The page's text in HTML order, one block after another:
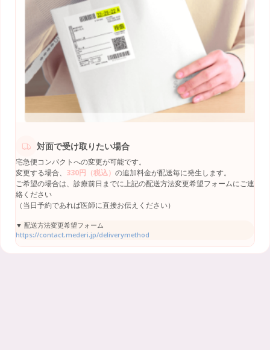
対面で受け取りたい場合
宅急便コンパクトへの変更が可能です。
変更する場合、 330円（税込） の追加料金が配送毎に発生します。
ご希望の場合は、診療前日までに上記の配送方法変更希望フォームにご連
絡ください
（当日予約であれば医師に直接お伝えください）
▼ 配送方法変更希望フォーム
https://contact.mederi.jp/deliverymethod